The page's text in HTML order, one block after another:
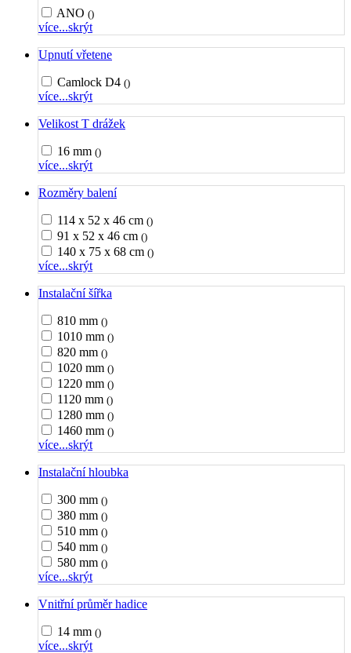
ANO ()
více...skrýt
Upnutí vřetene
Camlock D4 ()
více...skrýt
Velikost T drážek
16 mm ()
více...skrýt
Rozměry balení
114 x 52 x 46 cm ()
91 x 52 x 46 cm ()
140 x 75 x 68 cm ()
více...skrýt
Instalační šířka
810 mm ()
1010 mm ()
820 mm ()
1020 mm ()
1220 mm ()
1120 mm ()
1280 mm ()
1460 mm ()
více...skrýt
Instalační hloubka
300 mm ()
380 mm ()
510 mm ()
540 mm ()
580 mm ()
více...skrýt
Vnitřní průměr hadice
14 mm ()
více...skrýt